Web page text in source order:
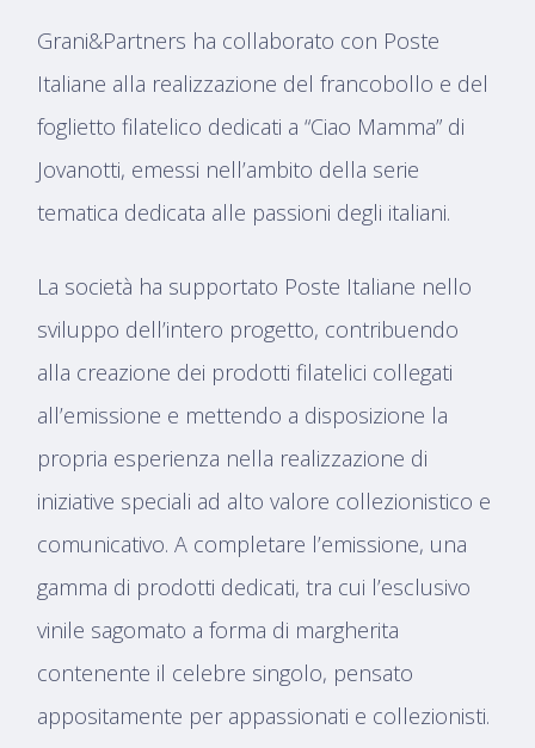
Grani&Partners ha collaborato con Poste
Italiane alla realizzazione del francobollo e del
foglietto filatelico dedicati a “Ciao Mamma” di
Jovanotti, emessi nell’ambito della serie
tematica dedicata alle passioni degli italiani.
La società ha supportato Poste Italiane nello
sviluppo dell’intero progetto, contribuendo
alla creazione dei prodotti filatelici collegati
all’emissione e mettendo a disposizione la
propria esperienza nella realizzazione di
iniziative speciali ad alto valore collezionistico e
comunicativo. A completare l’emissione, una
gamma di prodotti dedicati, tra cui l’esclusivo
vinile sagomato a forma di margherita
contenente il celebre singolo, pensato
appositamente per appassionati e collezionisti.